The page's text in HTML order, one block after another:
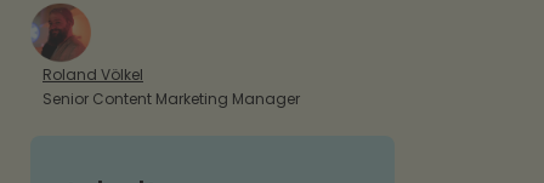
Roland Völkel
Senior Content Marketing Manager